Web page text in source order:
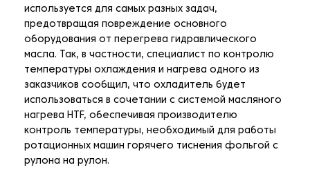
используется для самых разных задач,
предотвращая повреждение основного
оборудования от перегрева гидравлического
масла. Так, в частности, специалист по контролю
температуры охлаждения и нагрева одного из
заказчиков сообщил, что охладитель будет
использоваться в сочетании с системой масляного
нагрева HTF, обеспечивая производителю
контроль температуры, необходимый для работы
ротационных машин горячего тиснения фольгой с
рулона на рулон.